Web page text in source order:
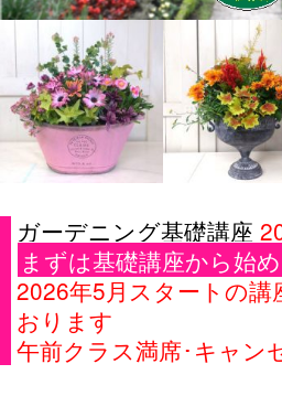
ガーデニング基礎講座
まずは基礎講座から始
2026年5月スタートの講
おります
午前クラス満席･キャン